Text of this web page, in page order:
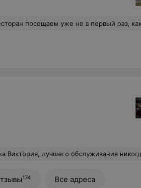
эмоции исключительно приятные) Хороший сервис, очень вкусные блюда. Однозначно
лучшего обслуживания никогда не
174 Все адреса